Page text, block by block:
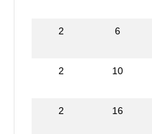
2 6
2 10
2 16